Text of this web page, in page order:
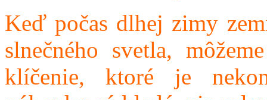
Keď počas dlhej zimy
slnečného svetla,
klíčenie, ktoré je